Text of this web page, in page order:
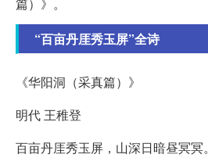
篇）》。
“百亩丹厓秀玉屏”全诗
《华阳洞（采真篇）》
明代 王稚登
百亩丹厓秀玉屏，山深日暗昼冥冥。